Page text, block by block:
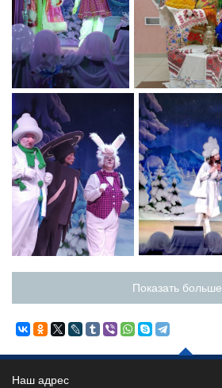
Показать больше
Наш адрес